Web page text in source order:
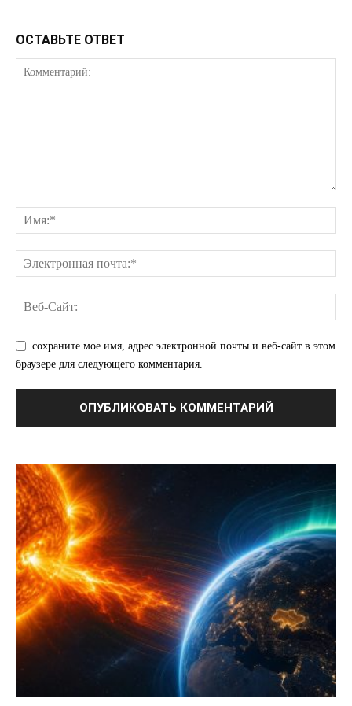
ПОДПИСАТЬСЯ СЕЙЧАС
О нас
Мой аккаунт
Реклама
Контакты
ОСТАВЬТЕ ОТВЕТ
сохраните мое имя, адрес электронной почты и веб-сайт в этом
браузере для следующего комментария.